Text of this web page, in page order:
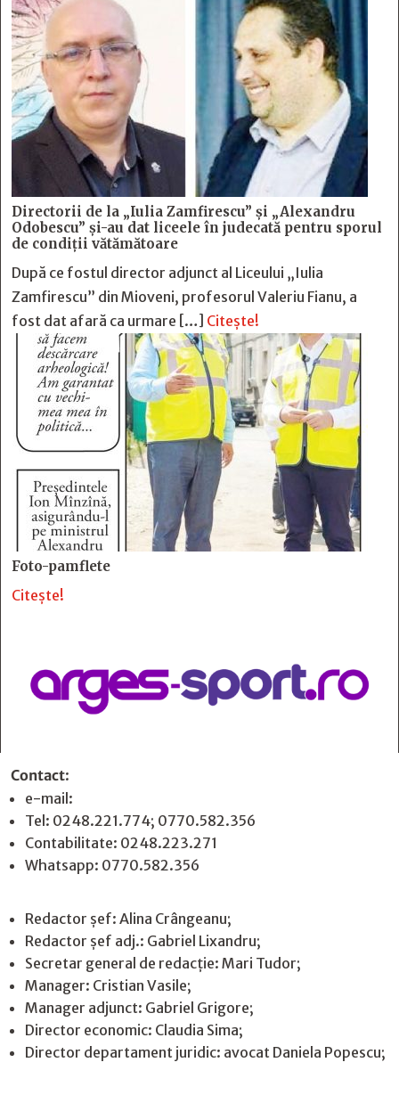
Directorii de la „Iulia Zamfirescu” și „Alexandru
Odobescu” și-au dat liceele în judecată pentru sporul
de condiții vătămătoare
După ce fostul director adjunct al Liceului „Iulia
Zamfirescu” din Mioveni, profesorul Valeriu Fianu, a
fost dat afară ca urmare […] Citește!
Foto-pamflete
Citește!
Contact:
e-mail:
Tel: 0248.221.774; 0770.582.356
Contabilitate: 0248.223.271
Whatsapp: 0770.582.356
Redactor șef: Alina Crângeanu;
Redactor șef adj.: Gabriel Lixandru;
Secretar general de redacție: Mari Tudor;
Manager: Cristian Vasile;
Manager adjunct: Gabriel Grigore;
Director economic: Claudia Sima;
Director departament juridic: avocat Daniela Popescu;